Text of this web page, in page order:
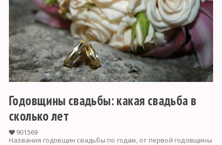
Годовщины свадьбы: какая свадьба в
сколько лет
901569
Названия годовщин свадьбы по годам, от первой годовщины